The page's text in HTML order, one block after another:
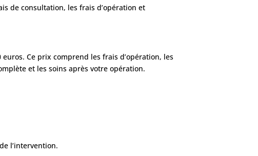
de consultation, les frais d’opération et
Ce prix comprend les frais d’opération, les
et les soins après votre opération.
l’intervention.